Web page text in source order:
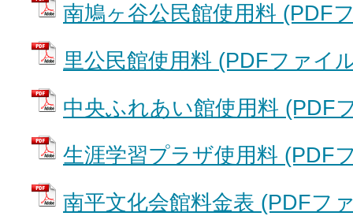
南鳩ヶ谷公民館使用料 (PDF
里公民館使用料 (PDFファイ
中央ふれあい館使用料 (PDF
生涯学習プラザ使用料 (PDF
南平文化会館料金表 (PDFフ